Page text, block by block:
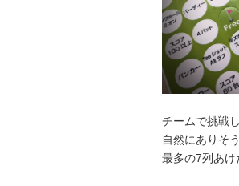
チームで挑戦
自然にありそ
最多の7列あけ